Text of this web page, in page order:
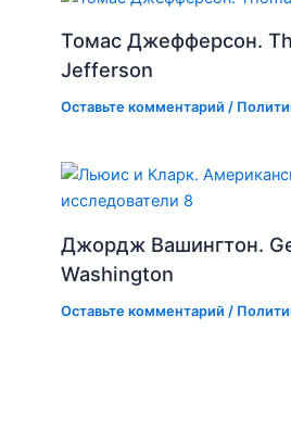
Томас Джефферсон.
Jefferson
Оставьте комментарий /
Джордж Вашингтон.
Washington
Оставьте комментарий /